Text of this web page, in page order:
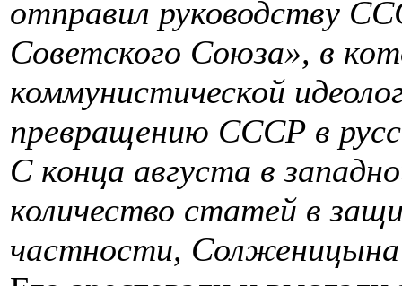
отправил руководству
Советского Союза», в
коммунистической
превращению СССР в
С конца августа в
количество статей в
частности,